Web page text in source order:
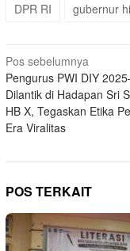
DPR RI gubernur
Navigasi
pos
Pos sebelumnya
Pengurus PWI DIY
Dilantik di Hadapan Sri
HB X, Tegaskan Etika
Era Viralitas
POS TERKAIT